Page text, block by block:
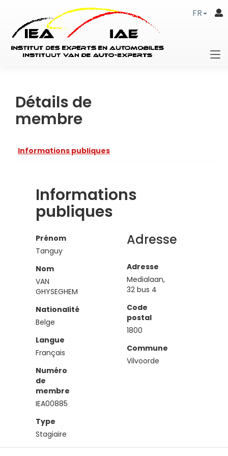
FR
Détails de
membre
Informations publiques
Informations
publiques
Prénom
Tanguy
Nom
VAN
GHYSEGHEM
Nationalité
Belge
Langue
Français
Numéro
de
membre
IEA00885
Type
Stagiaire
Adresse
Adresse
Medialaan,
32 bus 4
Code
postal
1800
Commune
Vilvoorde